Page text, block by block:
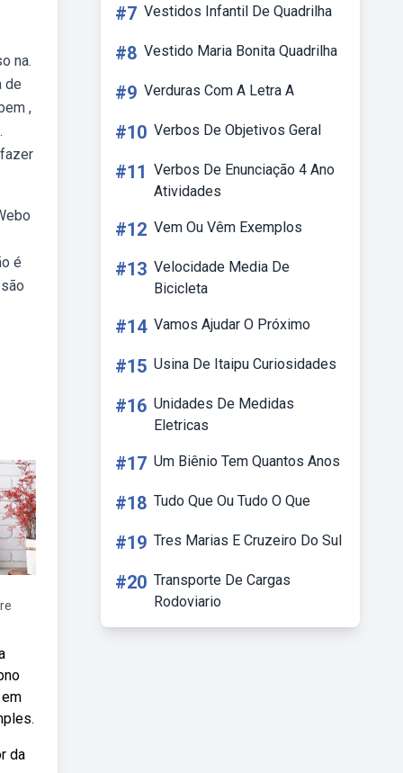
na.
de
,
é
da
#7 Vestidos Infantil De Quadrilha
#8 Vestido Maria Bonita Quadrilha
#9 Verduras Com A Letra A
#10 Verbos De Objetivos Geral
#11 Verbos De Enunciação 4 Ano
Atividades
#12 Vem Ou Vêm Exemplos
#13 Velocidade Media De
Bicicleta
#14 Vamos Ajudar O Próximo
#15 Usina De Itaipu Curiosidades
#16 Unidades De Medidas
Eletricas
#17 Um Biênio Tem Quantos Anos
#18 Tudo Que Ou Tudo O Que
#19 Tres Marias E Cruzeiro Do Sul
#20 Transporte De Cargas
Rodoviario